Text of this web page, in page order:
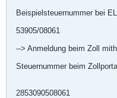
Beispielsteuernummer bei
53905/08061
--> Anmeldung beim Zoll
Steuernummer beim
2853090508061